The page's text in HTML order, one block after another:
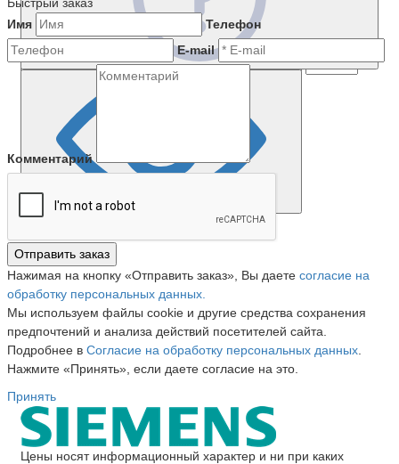
Имя
Телефон
E-mail
Комментарий
Отправить заказ
Нажимая на кнопку «Отправить заказ», Вы даете согласие на
обработку персональных данных.
Мы используем файлы cookie и другие средства сохранения
предпочтений и анализа действий посетителей сайта.
Подробнее в Согласие на обработку персональных данных
Нажмите «Принять», если даете согласие на это.
Принять
Цены носят информационный характер и ни при каких